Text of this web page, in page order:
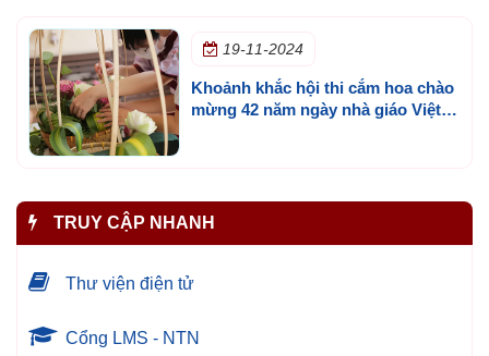
19-11-2024
Khoảnh khắc hội thi cắm hoa chào
mừng 42 năm ngày nhà giáo Việt
TRUY CẬP NHANH
Thư viện điện tử
Cổng LMS - NTN